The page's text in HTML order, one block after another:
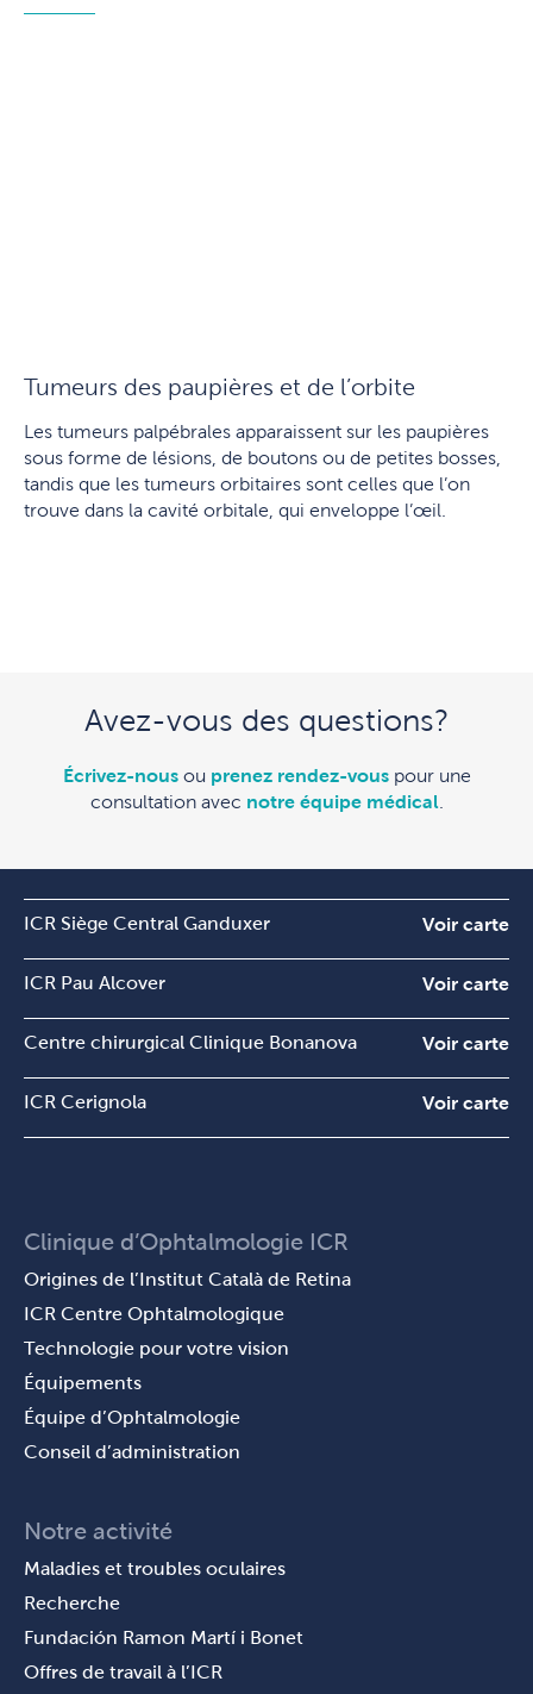
Tumeurs des paupières et de l’orbite
Les tumeurs palpébrales apparaissent sur les paupières
sous forme de lésions, de boutons ou de petites bosses,
tandis que les tumeurs orbitaires sont celles que l’on
trouve dans la cavité orbitale, qui enveloppe l’œil.
Avez-vous des questions?
Écrivez-nousou prenez rendez-vouspour une
consultation avec notre équipe médical.
ICR Siège Central Ganduxer Voir carte
ICR Pau Alcover Voir carte
Centre chirurgical Clinique Bonanova Voir carte
ICR Cerignola Voir carte
Clinique d’Ophtalmologie ICR
Origines de l’Institut Català de Retina
ICR Centre Ophtalmologique
Technologie pour votre vision
Équipements
Équipe d’Ophtalmologie
Conseil d’administration
Notre activité
Maladies et troubles oculaires
Recherche
Fundación Ramon Martí i Bonet
Offres de travail à l’ICR